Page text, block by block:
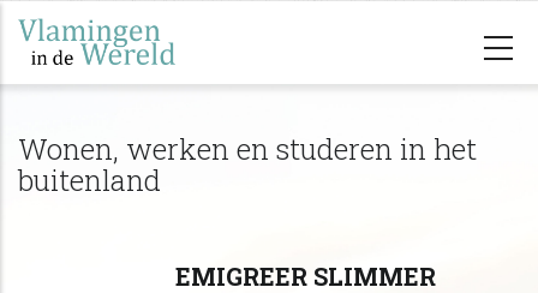
Overslaan
naar
inhoud
gaan
Wonen, werken en studeren in het
buitenland
EMIGREER SLIMMER